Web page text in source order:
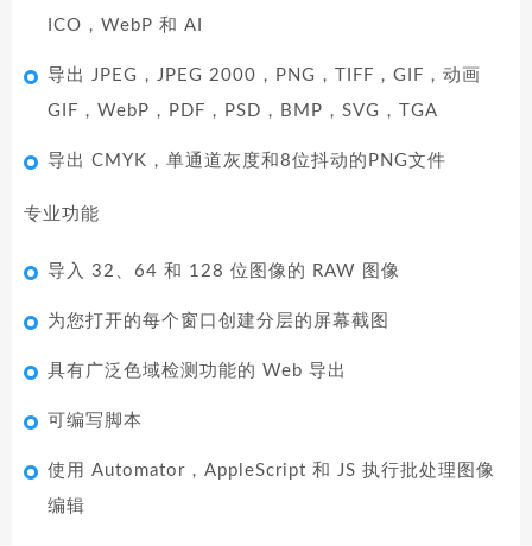
ICO，WebP 和 AI
导出 JPEG，JPEG 2000，PNG，TIFF，GIF，动画
GIF，WebP，PDF，PSD，BMP，SVG，TGA
导出 CMYK，单通道灰度和8位抖动的PNG文件
专业功能
导入 32、64 和 128 位图像的 RAW 图像
为您打开的每个窗口创建分层的屏幕截图
具有广泛色域检测功能的 Web 导出
可编写脚本
使用 Automator，AppleScript 和 JS 执行批处理图像
编辑